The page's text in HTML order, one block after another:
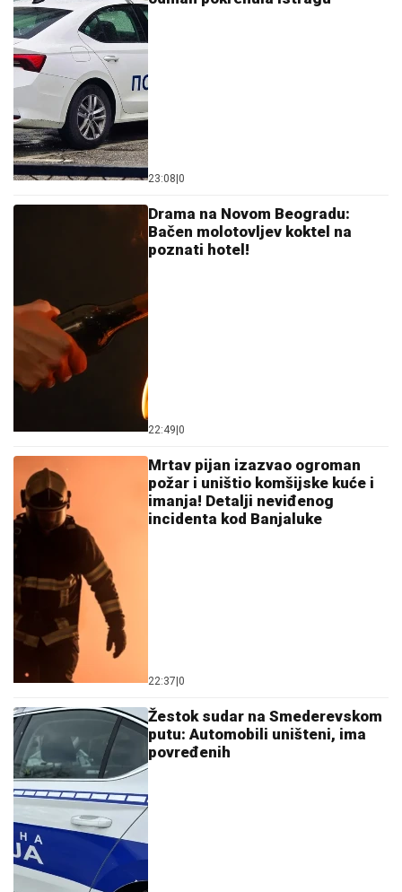
urade to da počinem" (FOTO)
BEOGRAĐANIN ZBOG 3.000 DINARA
DOŽIVEO ŠOK NA GRANICI:
letovanja
PARAĆINSKI DISTROFIČARI NA MOKROJ GORI:
Jednodnevni izlet uz podršku ministarstva
POZNATI HOTEL
Beogradu: Buknula velika vatra,
radnik sprečio katastrofu
POKOSIO PUTARE!Određeno mu
zadržavanje do 48 sati nakon
stravične nesreće kod Šapca
KOMENTARI (1)